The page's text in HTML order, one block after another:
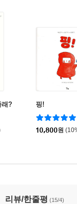
래? 핑!
10,800원
리뷰/한줄평 (15/4)